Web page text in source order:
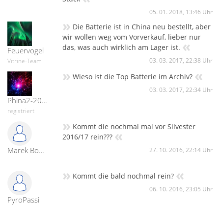
05. 01. 2018, 13:46 Uhr
Feuervogel
Vitrine-Team
» Die Batterie ist in China neu bestellt, aber
wir wollen weg vom Vorverkauf, lieber nur
das, was auch wirklich am Lager ist. «
03. 03. 2017, 22:38 Uhr
Phina2-20420
registriert
» Wieso ist die Top Batterie im Archiv? «
03. 03. 2017, 22:34 Uhr
Marek Boeck
» Kommt die nochmal mal vor Silvester
2016/17 rein??? «
27. 10. 2016, 22:14 Uhr
PyroPassi
» Kommt die bald nochmal rein? «
06. 10. 2016, 23:05 Uhr